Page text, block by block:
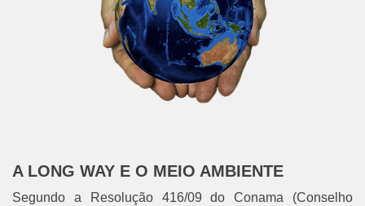
A LONG WAY E O MEIO AMBIENTE
Segundo a Resolução 416/09 do Conama (Conselho